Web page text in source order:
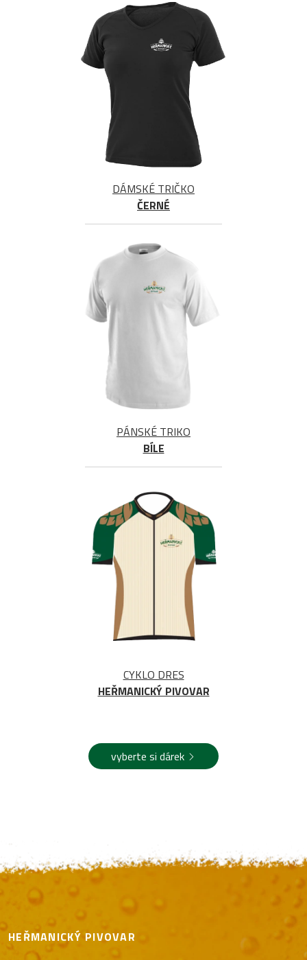
DÁMSKÉ TRIČKO
ČERNÉ
PÁNSKÉ TRIKO
BÍLE
CYKLO DRES
HEŘMANICKÝ PIVOVAR
vyberte si dárek
HEŘMANICKÝ PIVOVAR